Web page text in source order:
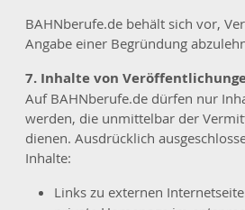
BAHNberufe.de behält sich vor,
Angabe einer Begründung
7. Inhalte von
Auf BAHNberufe.de dürfen nur
werden, die unmittelbar der
dienen. Ausdrücklich
Inhalte:
Links zu externen